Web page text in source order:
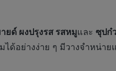
ยด์ ผงปรุงรส รสหมูและ ซุปก๋
ด้อย่างง่าย ๆ มีวางจำหน่า